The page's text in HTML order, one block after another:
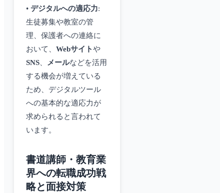
• デジタルへの適応力:
生徒募集や教室の管
理、保護者への連絡に
おいて、 Webサイトや
SNS
メールなどを活用
する機会が増えている
ため、デジタルツール
への基本的な適応力が
求められると言われて
います。
書道講師・教育業
界への転職成功戦
略と面接対策